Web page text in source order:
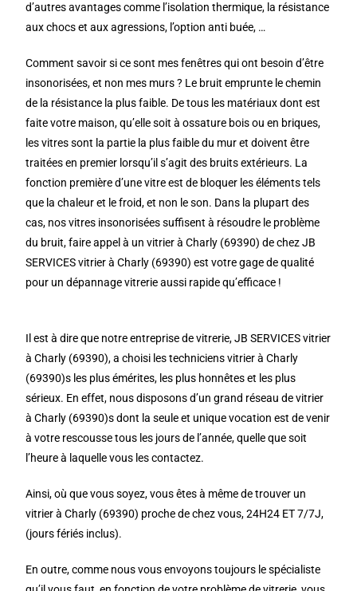
d’autres avantages comme l’isolation thermique, la résistance
aux chocs et aux agressions, l’option anti buée, …
Comment savoir si ce sont mes fenêtres qui ont besoin d’être
insonorisées, et non mes murs ? Le bruit emprunte le chemin
de la résistance la plus faible. De tous les matériaux dont est
faite votre maison, qu’elle soit à ossature bois ou en briques,
les vitres sont la partie la plus faible du mur et doivent être
traitées en premier lorsqu’il s’agit des bruits extérieurs. La
fonction première d’une vitre est de bloquer les éléments tels
que la chaleur et le froid, et non le son. Dans la plupart des
cas, nos vitres insonorisées suffisent à résoudre le problème
du bruit, faire appel à un vitrier à Charly (69390) de chez JB
SERVICES vitrier à Charly (69390) est votre gage de qualité
pour un dépannage vitrerie aussi rapide qu’efficace !
Il est à dire que notre entreprise de vitrerie, JB SERVICES vitrier
à Charly (69390), a choisi les techniciens vitrier à Charly
(69390)s les plus émérites, les plus honnêtes et les plus
sérieux. En effet, nous disposons d’un grand réseau de vitrier
à Charly (69390)s dont la seule et unique vocation est de venir
à votre rescousse tous les jours de l’année, quelle que soit
l’heure à laquelle vous les contactez.
Ainsi, où que vous soyez, vous êtes à même de trouver un
vitrier à Charly (69390) proche de chez vous, 24H24 ET 7/7J,
(jours fériés inclus).
En outre, comme nous vous envoyons toujours le spécialiste